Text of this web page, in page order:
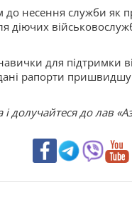
несення служби як
діючих
для підтримки
рапорти
долучайтеся до лав